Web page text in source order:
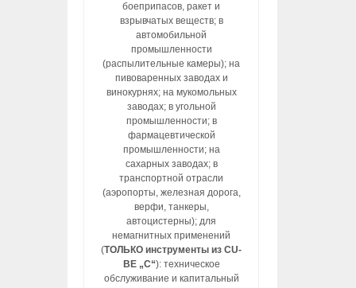
боеприпасов, ракет и
взрывчатых веществ; в
автомобильной
промышленности
(распылительные камеры); на
пивоваренных заводах и
винокурнях; на мукомольных
заводах; в угольной
промышленности; в
фармацевтической
промышленности; на
сахарных заводах; в
транспортной отрасли
(аэропорты, железная дорога,
верфи, танкеры,
автоцистерны); для
немагнитных применений
(ТОЛЬКО инструменты из CU-
BE „C“): техническое
обслуживание и капитальный